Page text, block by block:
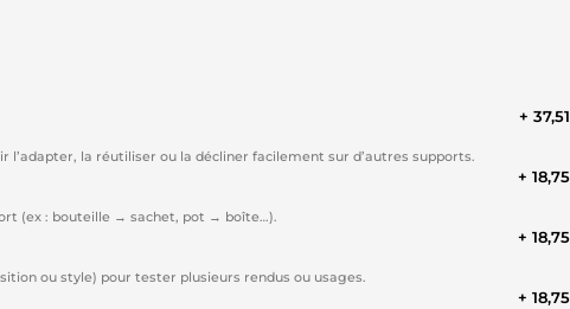
la réutiliser ou la décliner facilement sur d’autres supports.
+
(ex : bouteille → sachet, pot → boîte…).
+
ou style) pour tester plusieurs rendus ou usages.
+
+